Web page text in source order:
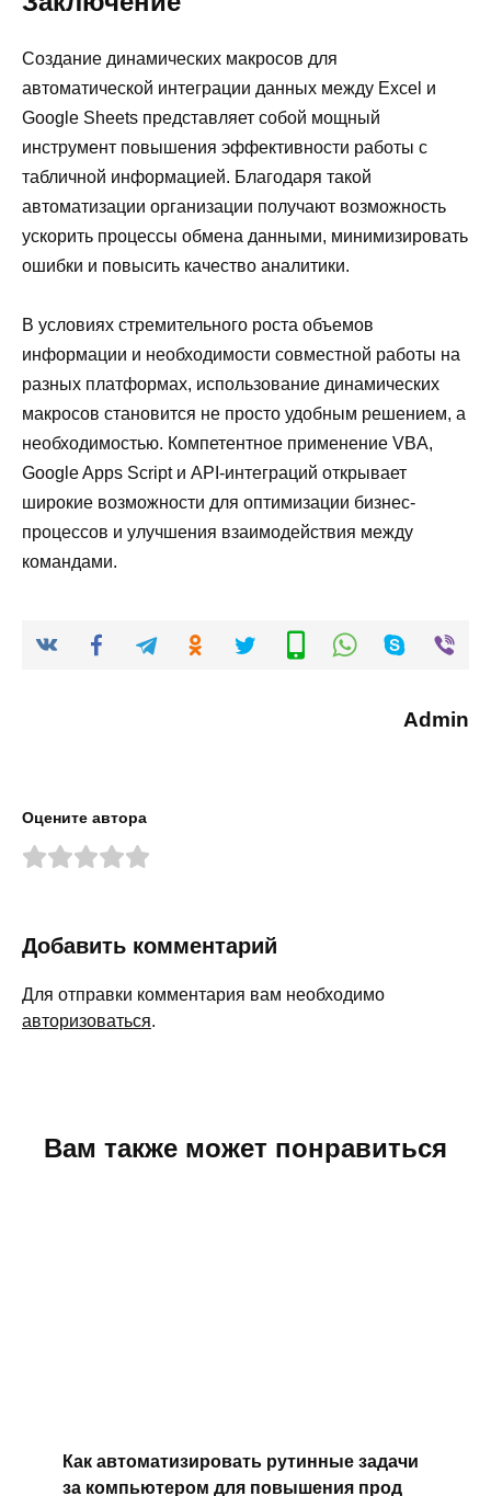
Создание динамических макросов для
автоматической интеграции данных между Excel и
Google Sheets представляет собой мощный
инструмент повышения эффективности работы с
табличной информацией. Благодаря такой
автоматизации организации получают возможность
ускорить процессы обмена данными, минимизировать
ошибки и повысить качество аналитики.
В условиях стремительного роста объемов
информации и необходимости совместной работы на
разных платформах, использование динамических
макросов становится не просто удобным решением, а
необходимостью. Компетентное применение VBA,
Google Apps Script и API-интеграций открывает
широкие возможности для оптимизации бизнес-
процессов и улучшения взаимодействия между
командами.
Admin
Оцените автора
Добавить комментарий
Для отправки комментария вам необходимо
авторизоваться.
Вам также может понравиться
Как автоматизировать рутинные задачи
за компьютером для повышения прод